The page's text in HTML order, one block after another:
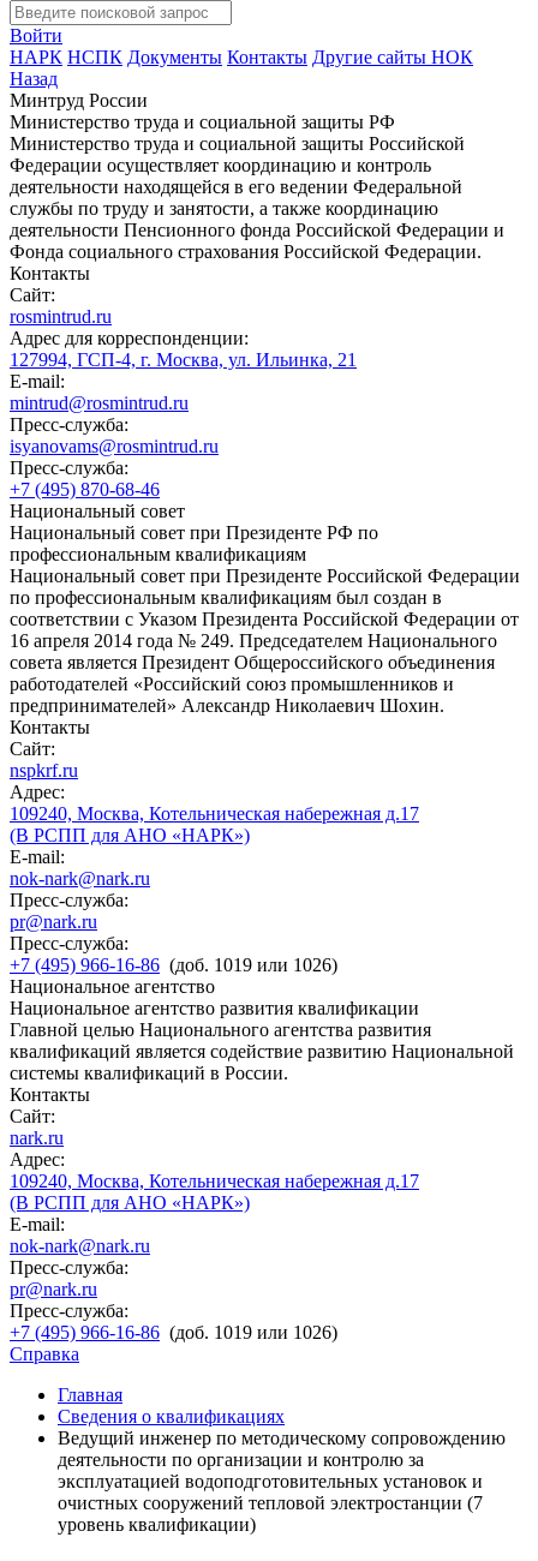
Войти
НАРК НСПК Документы Контакты Другие сайты НОК
Назад
Минтруд России
Министерство труда и социальной защиты РФ
Министерство труда и социальной защиты Российской
Федерации осуществляет координацию и контроль
деятельности находящейся в его ведении Федеральной
службы по труду и занятости, а также координацию
деятельности Пенсионного фонда Российской Федерации и
Фонда социального страхования Российской Федерации.
Контакты
Сайт:
rosmintrud.ru
Адрес для корреспонденции:
127994, ГСП-4, г. Москва, ул. Ильинка, 21
E-mail:
mintrud@rosmintrud.ru
Пресс-служба:
isyanovams@rosmintrud.ru
Пресс-служба:
+7 (495) 870-68-46
Национальный совет
Национальный совет при Президенте РФ по
профессиональным квалификациям
Национальный совет при Президенте Российской Федерации
по профессиональным квалификациям был создан в
соответствии с Указом Президента Российской Федерации от
16 апреля 2014 года № 249. Председателем Национального
совета является Президент Общероссийского объединения
работодателей «Российский союз промышленников и
предпринимателей» Александр Николаевич Шохин.
Контакты
Сайт:
nspkrf.ru
Адрес:
109240, Москва, Котельническая набережная д.17
(В РСПП для АНО «НАРК»)
E-mail:
nok-nark@nark.ru
Пресс-служба:
pr@nark.ru
Пресс-служба:
+7 (495) 966-16-86 (доб. 1019 или 1026)
Национальное агентство
Национальное агентство развития квалификации
Главной целью Национального агентства развития
квалификаций является содействие развитию Национальной
системы квалификаций в России.
Контакты
Сайт:
nark.ru
Адрес:
109240, Москва, Котельническая набережная д.17
(В РСПП для АНО «НАРК»)
E-mail:
nok-nark@nark.ru
Пресс-служба:
pr@nark.ru
Пресс-служба:
+7 (495) 966-16-86 (доб. 1019 или 1026)
Справка
Главная
Сведения о квалификациях
Ведущий инженер по методическому сопровождению
деятельности по организации и контролю за
эксплуатацией водоподготовительных установок и
очистных сооружений тепловой электростанции (7
уровень квалификации)